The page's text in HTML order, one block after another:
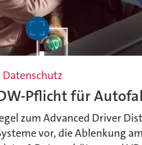
Pflicht für
zum Advanced Driver
vor, die Ablenkung